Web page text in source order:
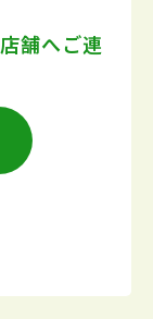
店舗へご連